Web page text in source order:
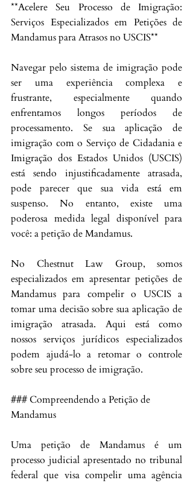
**Acelere Seu Processo de Imigração:
Serviços Especializados em Petições de
Mandamus para Atrasos no USCIS**
Navegar pelo sistema de imigração pode
ser uma experiência complexa e
frustrante, especialmente quando
enfrentamos longos períodos de
processamento. Se sua aplicação de
imigração com o Serviço de Cidadania e
Imigração dos Estados Unidos (USCIS)
está sendo injustificadamente atrasada,
pode parecer que sua vida está em
suspenso. No entanto, existe uma
poderosa medida legal disponível para
você: a petição de Mandamus.
No Chestnut Law Group, somos
especializados em apresentar petições de
Mandamus para compelir o USCIS a
tomar uma decisão sobre sua aplicação de
imigração atrasada. Aqui está como
nossos serviços jurídicos especializados
podem ajudá-lo a retomar o controle
sobre seu processo de imigração.
### Compreendendo a Petição de
Mandamus
Uma petição de Mandamus é um
processo judicial apresentado no tribunal
federal que visa compelir uma agência